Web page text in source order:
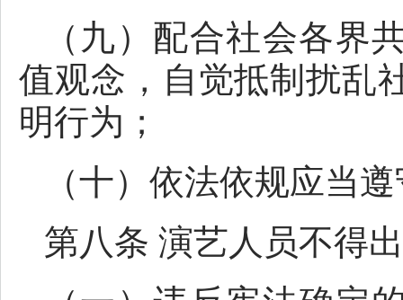
（九）配合社会各界
值观念，自觉抵制扰乱
明行为；
（十）依法依规应当
第八条 演艺人员不得